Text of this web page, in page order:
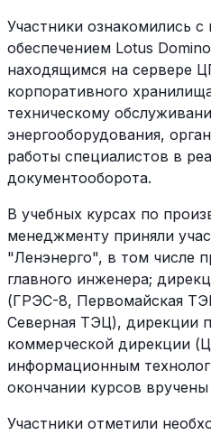
Участники ознакомились
обеспечением Lotus
находящимся на сервере
корпоративного
техническому
энергооборудования,
работы специалистов в
документооборота.
В учебных курсах по
менеджменту приняли
"Ленэнерго", в том числе
главного инженера;
(ГРЭС-8, Первомайская
Северная ТЭЦ), дирекции
коммерческой дирекции
информационным
окончании курсов
Участники отметили